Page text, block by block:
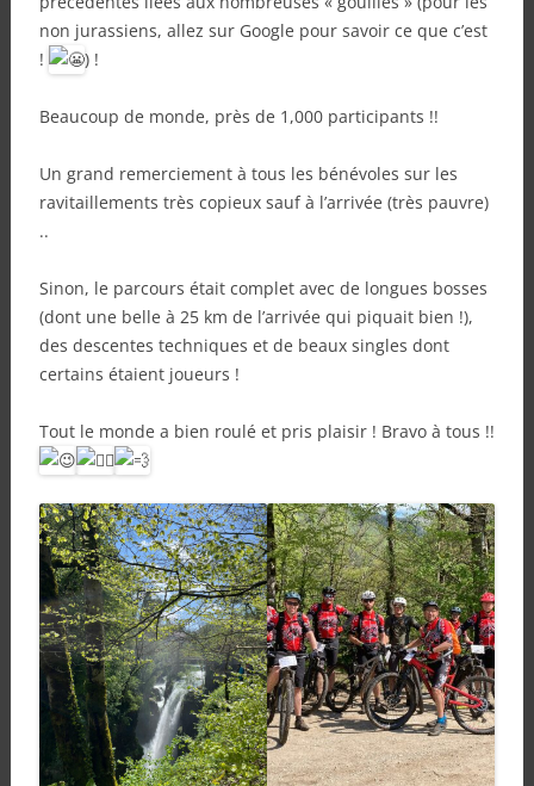
non jurassiens, allez sur Google pour savoir ce que c’est
!
) !
Beaucoup de monde, près de 1,000 participants !!
Un grand remerciement à tous les bénévoles sur les
ravitaillements très copieux sauf à l’arrivée (très pauvre)
..
Sinon, le parcours était complet avec de longues bosses
(dont une belle à 25 km de l’arrivée qui piquait bien !),
des descentes techniques et de beaux singles dont
certains étaient joueurs !
Tout le monde a bien roulé et pris plaisir ! Bravo à tous !!